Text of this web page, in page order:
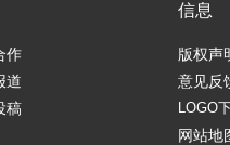
作
道
稿
信息
版权声
意见反
LOGO
网站地